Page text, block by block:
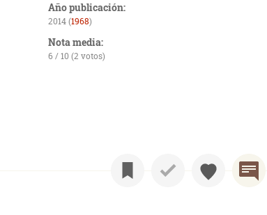
Año publicación:
2014 (1968)
Nota media:
6 / 10 (2 votos)